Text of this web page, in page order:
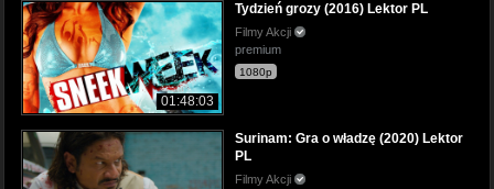
01:48:03
Tydzień grozy (2016) Lektor PL
Filmy Akcji
premium
1080p
Surinam: Gra o władzę (2020) Lektor
PL
Filmy Akcji